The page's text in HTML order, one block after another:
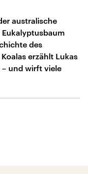
australische
Eukalyptusbaum
des
erzählt Lukas
– und wirft viele